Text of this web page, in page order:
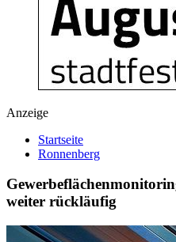
Anzeige
Startseite
Ronnenberg
weiter rückläufig